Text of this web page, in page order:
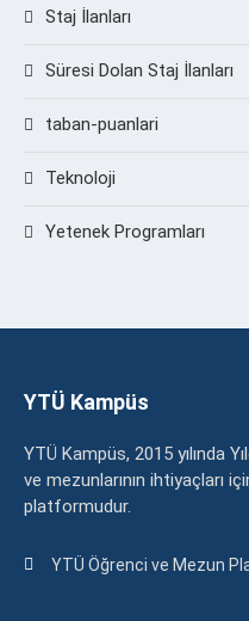
Staj İlanları
Süresi Dolan Staj İlanları
taban-puanlari
Teknoloji
Yetenek Programları
YTÜ Kampüs
YTÜ Kampüs, 2015 yılında
ve mezunlarının ihtiyaçları
platformudur.
YTÜ Öğrenci ve Mezun